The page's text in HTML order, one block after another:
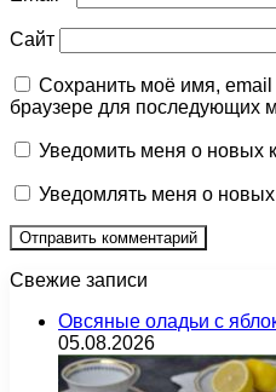
Сайт
Сохранить моё имя, email
браузере для последующих
Уведомить меня о новых
Уведомлять меня о новых
Свежие записи
Овсяные оладьи с
05.08.2026